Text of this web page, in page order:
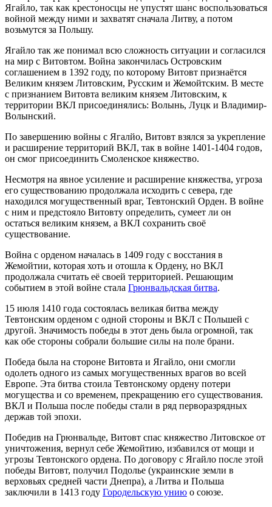
Ягайло, так как крестоносцы не упустят шанс воспользоваться
войной между ними и захватят сначала Литву, а потом
возьмутся за Польшу.
Ягайло так же понимал всю сложность ситуации и согласился
на мир с Витовтом. Война закончилась Островским
соглашением в 1392 году, по которому Витовт признаётся
Великим князем Литовским, Русским и Жемойтским. В месте
с признанием Витовта великим князем Литовским, к
территории ВКЛ присоединялись: Волынь, Луцк и Владимир-
Волынский.
По завершению войны с Ягалйо, Витовт взялся за укрепление
и расширение территорий ВКЛ, так в войне 1401-1404 годов,
он смог присоединить Смоленское княжество.
Несмотря на явное усиление и расширение княжества, угроза
его существованию продолжала исходить с севера, где
находился могущественный враг, Тевтонский Орден. В войне
с ним и предстояло Витовту определить, сумеет ли он
остаться великим князем, а ВКЛ сохранить своё
существование.
Война с орденом началась в 1409 году с восстания в
Жемойтии, которая хоть и отошла к Ордену, но ВКЛ
продолжала считать её своей территорией. Решающим
событием в этой войне стала Грюнвальдская битва.
15 июля 1410 года состоялась великая битва между
Тевтонским орденом с одной стороны и ВКЛ с Польшей с
другой. Значимость победы в этот день была огромной, так
как обе стороны собрали большие силы на поле брани.
Победа была на стороне Витовта и Ягайло, они смогли
одолеть одного из самых могущественных врагов во всей
Европе. Эта битва стоила Тевтонскому ордену потери
могущества и со временем, прекращению его существования.
ВКЛ и Польша после победы стали в ряд перворазрядных
держав той эпохи.
Победив на Грюнвальде, Витовт спас княжество Литовское от
уничтожения, вернул себе Жемойтию, избавился от мощи и
угрозы Тевтонского ордена. По договору с Ягайло после этой
победы Витовт, получил Подолье (украинские земли в
верховьях средней части Днепра), а Литва и Польша
заключили в 1413 году Городельскую унию о союзе.